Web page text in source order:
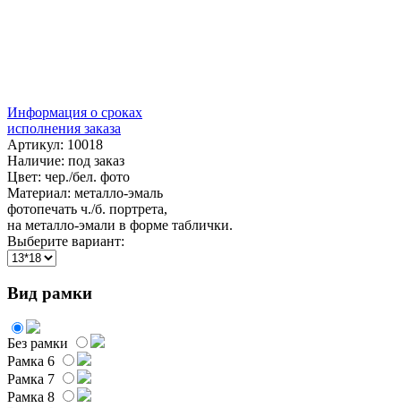
Информация о сроках
исполнения заказа
Артикул: 10018
Наличие: под заказ
Цвет: чер./бел. фото
Материал: металло-эмаль
фотопечать ч./б. портрета,
на металло-эмали в форме таблички.
Выберите вариант:
Вид рамки
Без рамки
Рамка 6
Рамка 7
Рамка 8